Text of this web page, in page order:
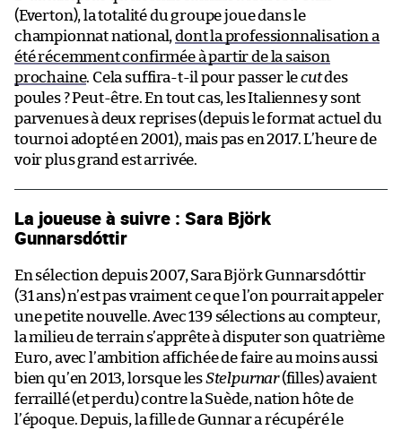
(Everton), la totalité du groupe joue dans le
championnat national,dont la professionnalisation a
été récemment confirmée à partir de la saison
prochaine. Cela suffira-t-il pour passer lecutdes
poules ? Peut-être. En tout cas, les Italiennes y sont
parvenues à deux reprises (depuis le format actuel du
tournoi adopté en 2001), mais pas en 2017. L’heure de
voir plus grand est arrivée.
La joueuse à suivre : Sara Björk
Gunnarsdóttir
En sélection depuis 2007, Sara Björk Gunnarsdóttir
(31 ans) n’est pas vraiment ce que l’on pourrait appeler
une petite nouvelle. Avec 139 sélections au compteur,
la milieu de terrain s’apprête à disputer son quatrième
Euro, avec l’ambition affichée de faire au moins aussi
bien qu’en 2013, lorsque lesStelpurnar(filles) avaient
ferraillé (et perdu) contre la Suède, nation hôte de
l’époque. Depuis, la fille de Gunnar a récupéré le